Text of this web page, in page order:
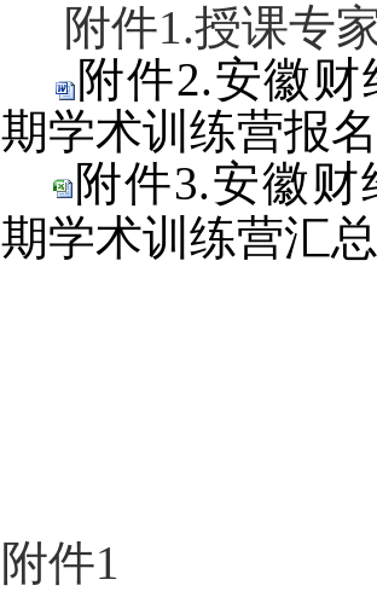
附件1.授课专
附件2.安徽
期学术训练营报
附件3.安徽
期学术训练营汇
附件1